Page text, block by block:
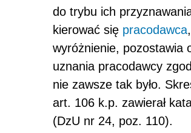
do trybu ich
kierować się pracodawca
wyróżnienie, pozostawia
uznania pracodawcy
nie zawsze tak było.
art. 106 k.p. zawierał
(DzU nr 24, poz. 110).